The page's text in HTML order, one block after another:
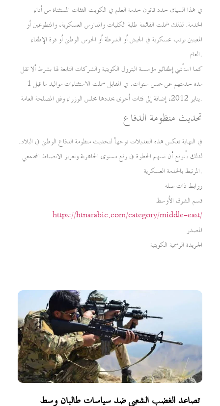
تصاعد الغضب الشعبي ضد سياسات طالبان وسط
في هذا السياق حدد قانون خدمة العلم في الكويت الفئات المستثناة من أداء
الخدمة. لذلك شملت القائمة طلبة الكليات والمدارس العسكرية، والمتطوعين أو
المعينين برتب عسكرية في الجيش أو الشرطة أو الحرس الوطني أو قوة الإطفاء
العام.
كما استُثني إطفائيو مؤسسة البترول الكويتية والشركات التابعة لها بشرط ألا تقل
مدة خدمتهم عن خمس سنوات. في المقابل شملت الاستثناءات مواليد ما قبل 1
يناير 2012، إضافة إلى فئات أخرى يحددها مجلس الوزراء وفق المصلحة العامة.
تحديث منظومة الدفاع
في النهاية تعكس هذه التعديلات توجهاً لتحديث منظومة الدفاع الوطني في البلاد.
لذلك يُتوقع أن تسهم الخطوة في رفع مستوى الجاهزية وتعزيز الانضباط المجتمعي
المرتبط بالخدمة العسكرية.
روابط ذات صلة
قسم الشرق الأوسط
https://htnarabic.com/category/middle-east/
المصدر
الجريدة الرسمية الكويتية